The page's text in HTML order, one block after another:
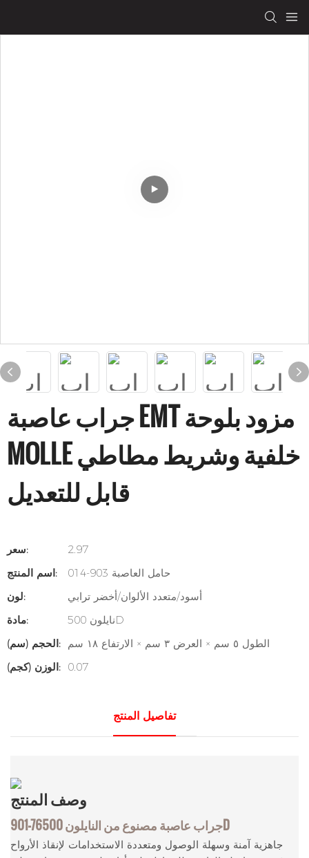
جراب عاصبة EMT مزود بلوحة
MOLLE خلفية وشريط مطاطي
قابل للتعديل
سعر:
2.97
اسم المنتج:
حامل العاصبة 903-014
لون:
أسود/متعدد الألوان/أخضر ترابي
مادة:
نايلون 500D
الحجم (سم):
الطول ٥ سم × العرض ٣ سم × الارتفاع ١٨ سم
الوزن (كجم): 0.07
تفاصيل المنتج
وصفالمنتج
901-76 جراب عاصبة مصنوعمن النايلون 500D
جاهزية آمنة وسهلة الوصول ومتعددة الاستخدامات لإنقاذ الأرواح